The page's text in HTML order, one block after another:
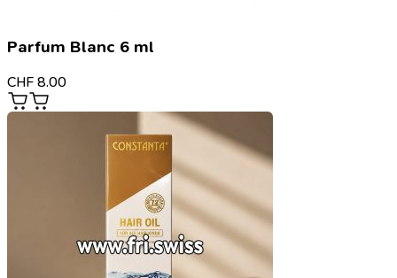
Parfum Blanc 6 ml
CHF 8.00